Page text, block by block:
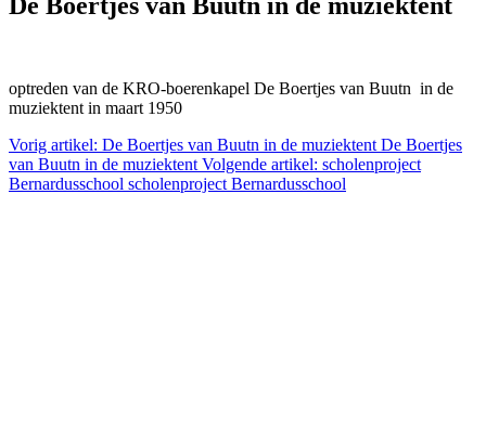
De Boertjes van Buutn in de muziektent
optreden van de KRO-boerenkapel De Boertjes van Buutn in de
muziektent in maart 1950
Vorig artikel: De Boertjes van Buutn in de muziektent De Boertjes
van Buutn in de muziektent Volgende artikel: scholenproject
Bernardusschool scholenproject Bernardusschool